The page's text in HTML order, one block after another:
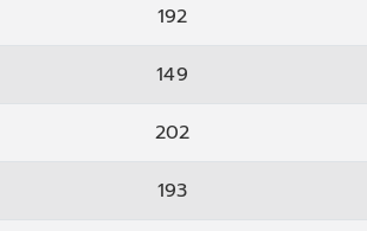
192
149
202
193